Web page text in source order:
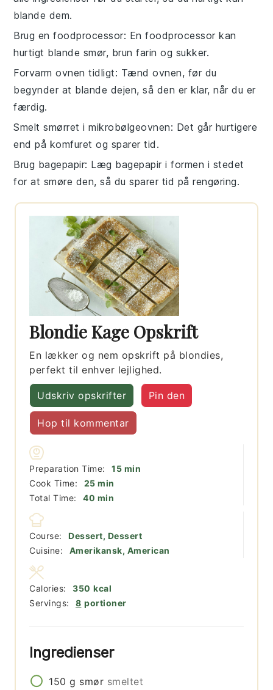
blande dem.
Brug en foodprocessor: Enfoodprocessor kan
hurtigt blande smør, brun farin og sukker.
Forvarm ovnen tidligt: Tænd ovnen, før du
begynder at blande dejen, så den er klar, når du er
færdig.
Smelt smørret i mikrobølgeovnen: Det går hurtigere
end på komfuret og sparer tid.
Brug bagepapir: Læg bagepapir i formen i stedet
for at smøre den, så du sparer tid på rengøring.
Blondie Kage Opskrift
En lækker og nem opskrift på blondies,
perfekt til enhver lejlighed.
Udskriv opskrifter Pin den
Hop til kommentar
Preparation Time: 15minutter
min
Cook Time:
25minutter
min
Total Time:
40 minutter
min
Course:
Dessert, Dessert
Cuisine:
Amerikansk, American
Servings: 8 portioner
Calories: 350 kcal
Ingredienser
150 g smør smeltet